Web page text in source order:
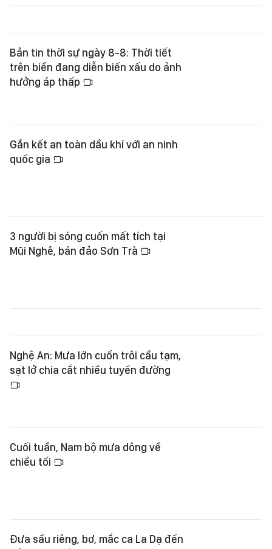
Bản tin thời sự ngày 8-8: Thời tiết
trên biển đang diễn biến xấu do ảnh
hưởng áp thấp
Gắn kết an toàn dầu khí với an ninh
quốc gia
3 người bị sóng cuốn mất tích tại
Mũi Nghê, bán đảo Sơn Trà
Nghệ An: Mưa lớn cuốn trôi cầu tạm,
sạt lở chia cắt nhiều tuyến đường
Cuối tuần, Nam bộ mưa dông về
chiều tối
Đưa sầu riêng, bơ, mắc ca La Dạ đến